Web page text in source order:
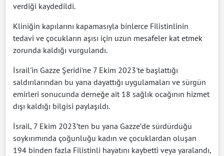
verdiği kaydedildi.
Kliniğin kapılarını kapamasıyla binlerce Filistinlinin
tedavi ve çocukların aşısı için uzun mesafeler kat etmek
zorunda kaldığı vurgulandı.
İsrail'in Gazze Şeridi'ne 7 Ekim 2023'te başlattığı
saldırılarından bu yana dayattığı uygulamaları ve sürgün
emirleri sonucunda derneğe ait 18 sağlık ocağının hizmet
dışı kaldığı bilgisi paylaşıldı.
İsrail, 7 Ekim 2023’ten bu yana Gazze’de sürdürdüğü
soykırımında çoğunluğu kadın ve çocuklardan oluşan
194 binden fazla Filistinli hayatını kaybetti veya yaralandı,